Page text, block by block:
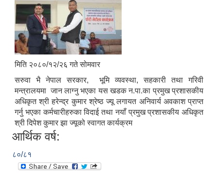
मिति २०८०/१२/२६ गते सोमवार
सरुवा भै नेपाल सरकार, भूमि व्यवस्था, सहकारी तथा गरिवी
मन्त्रालयमा जान लाग्नु भएका यस खडक न.पा.का प्रमुख प्रशासकीय
अधिकृत श्री हरेन्द्र कुमार श्रेष्ठ ज्यू लगायत अनिवार्य अवकाश प्राप्त
गर्नु भएका कर्मचारीहरुका विदाई तथा नयाँ प्रमुख प्रशासकीय अधिकृत
श्री दिपेश कुमार झा ज्यूको स्वागत कार्यक्रम
आर्थिक वर्ष:
८०/८१